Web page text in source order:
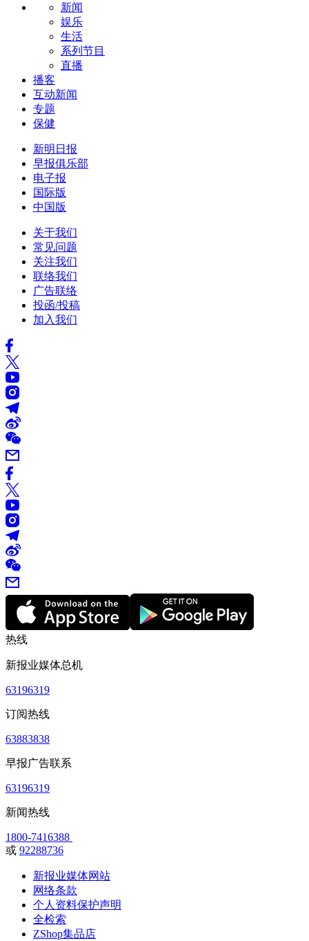
新闻
娱乐
生活
系列节目
直播
播客
互动新闻
专题
保健
新明日报
早报俱乐部
电子报
国际版
中国版
关于我们
常见问题
关注我们
联络我们
广告联络
投函/投稿
加入我们
热线
新报业媒体总机
63196319
订阅热线
63883838
早报广告联系
63196319
新闻热线
1800-7416388
或 92288736
新报业媒体网站
网络条款
个人资料保护声明
全检索
ZShop集品店